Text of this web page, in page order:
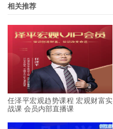
相关推荐
任泽平宏观趋势课程 宏观财富实
战课 会员内部直播课